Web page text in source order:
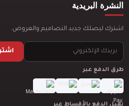
مستلزمات العناية
النشرة البريدية
اشترك ليصلك جديد التصاميم والعروض.
طرق الدفع عبر
نقبل الدفع بالأقساط عبر